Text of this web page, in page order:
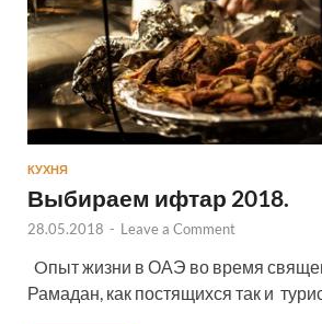
КУХНЯ
Выбираем ифтар 2018.
28.05.2018 - Leave a Comment
Oпыт жизни в ОАЭ во время
Рамадан, как постящихся так и